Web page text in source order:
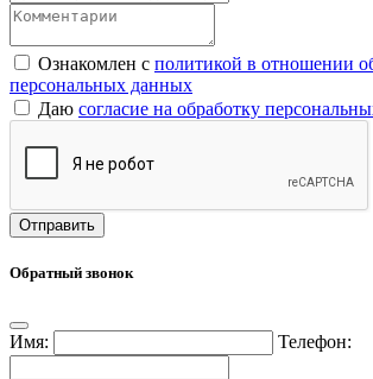
Ознакомлен с политикой в отношении
персональных данных
Даю согласие на обработку
Обратный звонок
Имя: Телефон: